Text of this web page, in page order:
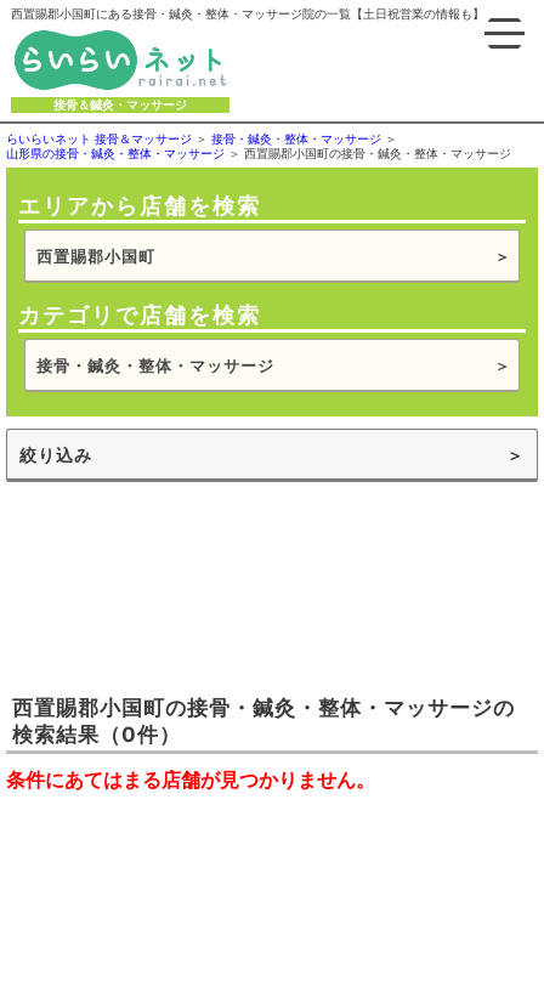
西置賜郡小国町にある接骨・鍼灸・整体・マッサージ院の一覧【土日祝営業の情報も】
接骨＆鍼灸・マッサージ
らいらいネット 接骨＆マッサージ
接骨・鍼灸・整体・マッサージ
山形県の接骨・鍼灸・整体・マッサージ
西置賜郡小国町の接骨・鍼灸・整体・マッサージ
エリアから店舗を検索
西置賜郡小国町
カテゴリで店舗を検索
接骨・鍼灸・整体・マッサージ
絞り込み
西置賜郡小国町の接骨・鍼灸・整体・マッサージの
検索結果 （0件）
条件にあてはまる店舗が見つかりません。